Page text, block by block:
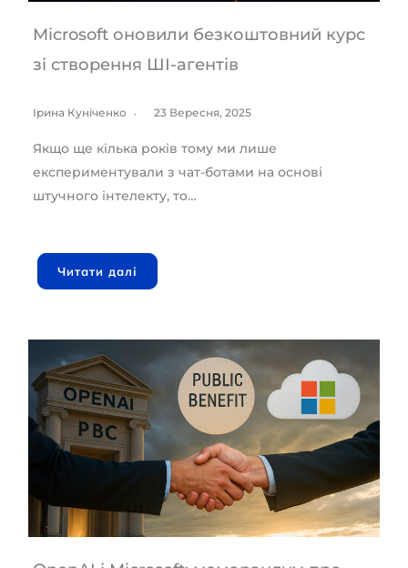
Microsoft оновили безкоштовний курс
зі створення ШІ-агентів
Ірина Куніченко 23 Вересня, 2025
Якщо ще кілька років тому ми лише
експериментували з чат-ботами на основі
штучного інтелекту, то…
Читати далі